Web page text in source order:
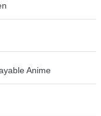
Anime